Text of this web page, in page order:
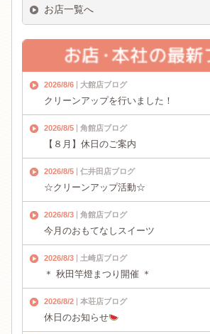
お店一覧へ
2026/8/6 大館店ブログ
クリーンアップを行いました！
2026/8/5 角館店ブログ
【８月】休日のご案内
2026/8/5 仁井田店ブログ
☆クリーンアップ活動☆
2026/8/3 角館店ブログ
今月のおもてなしスイーツ
2026/8/3 土崎店ブログ
＊ 秋田竿燈まつり開催 ＊
2026/8/2 本荘店ブログ
休日のお知らせ